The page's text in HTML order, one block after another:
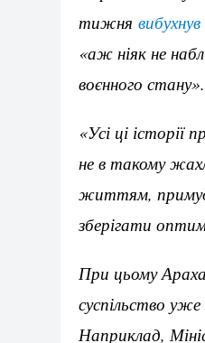
тижня вибухнув
«аж ніяк не
воєнного стану».
«Усі ці історії
не в такому
життям,
зберігати
При цьому
суспільство
Наприклад,